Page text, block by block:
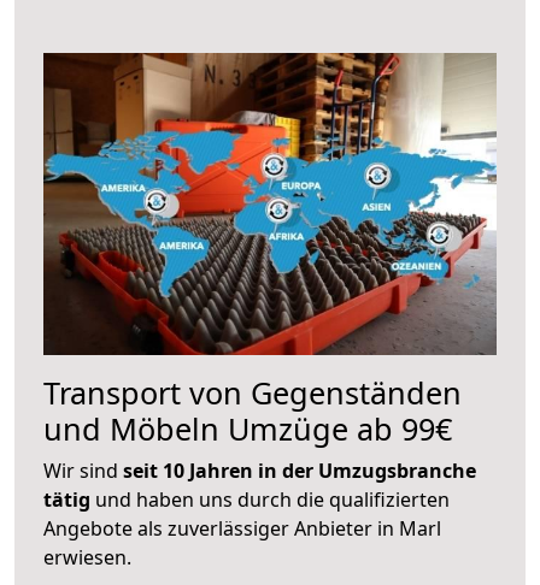
Transport von Gegenständen
und Möbeln Umzüge ab 99€
Wir sind seit 10 Jahren in der Umzugsbranche
tätig und haben uns durch die qualifizierten
Angebote als zuverlässiger Anbieter in Marl
erwiesen.